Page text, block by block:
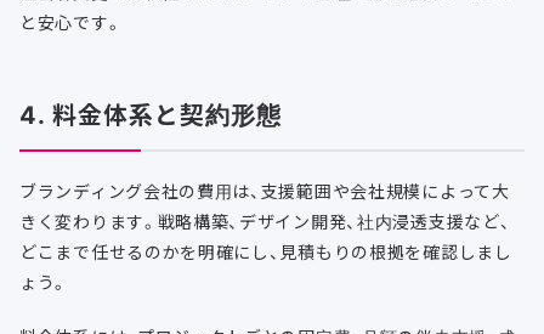
と安心です。
4. 料金体系と契約形態
ブランディング会社の費用は、支援範囲や会社規模によって大
きく変わります。戦略構築、デザイン開発、社内浸透支援など、
どこまで任せるのかを明確にし、見積もりの根拠を確認しまし
ょう。